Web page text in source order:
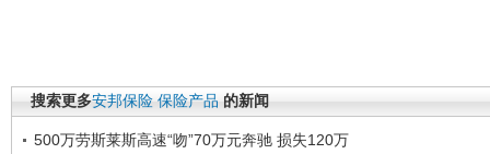
搜索更多安邦保险 保险产品 的新闻
500万劳斯莱斯高速“吻”70万元奔驰 损失120万